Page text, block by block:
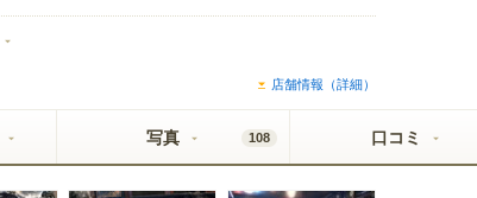
店舗情報（詳細）
写真 108 口コミ